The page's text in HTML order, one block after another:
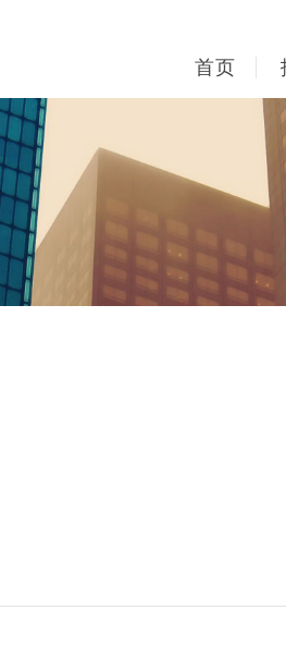
首页